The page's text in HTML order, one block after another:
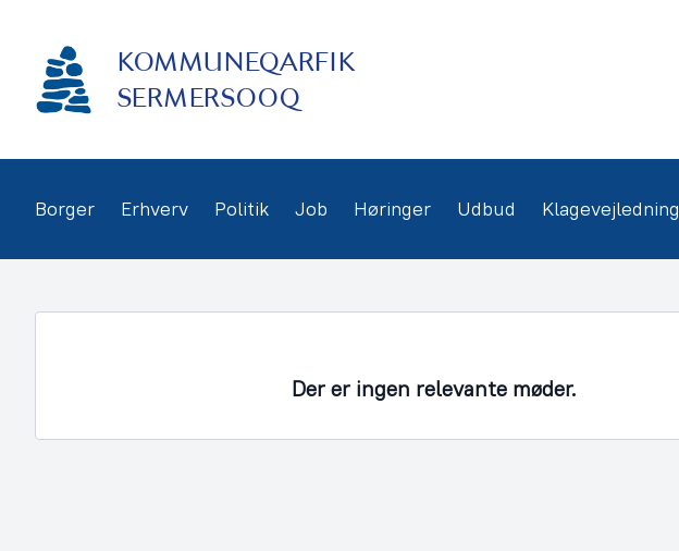
indhold
KOMMUNEQARFIK
SERMERSOOQ
Borger Erhverv Politik Job Høringer Udbud Klagevejledning
Der er ingen relevante møder.